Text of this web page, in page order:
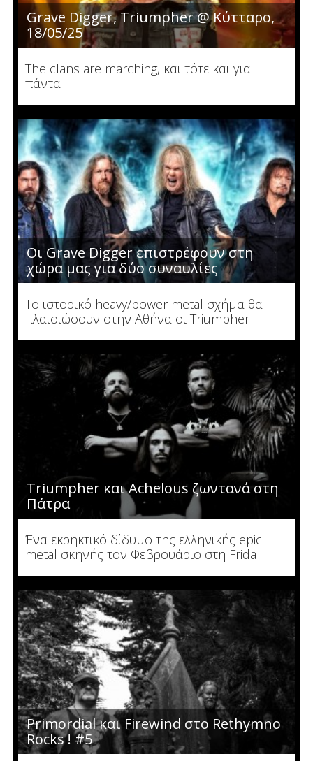
Grave Digger, Triumpher @ Κύτταρο,
18/05/25
The clans are marching, και τότε και για
πάντα
Oι Grave Digger επιστρέφουν στη
χώρα μας για δύο συναυλίες
Το ιστορικό heavy/power metal σχήμα θα
πλαισιώσουν στην Αθήνα οι Triumpher
Triumpher και Achelous ζωντανά στη
Πάτρα
Ένα εκρηκτικό δίδυμο της ελληνικής epic
metal σκηνής τον Φεβρουάριο στη Frida
Primordial και Firewind στο Rethymno
Rocks ! #5